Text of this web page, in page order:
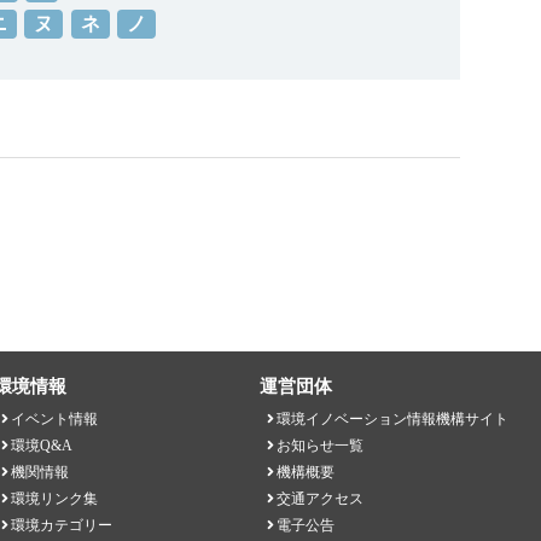
ヌ ネ ノ
境情報
イベント情報
環境Q&A
機関情報
環境リンク集
環境カテゴリー
運営団体
環境イノベーション情報機構サイト
お知らせ一覧
機構概要
交通アクセス
電子公告